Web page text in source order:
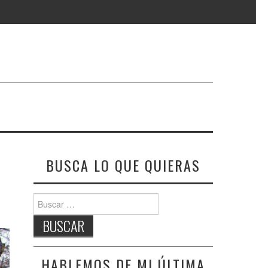
BUSCA LO QUE QUIERAS
Buscar: